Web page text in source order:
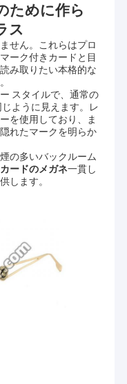
ために作ら
ス
せん。これらはプロ
ーク付きカードと目
み取りたい本格的な
スタイルで、通常の
ように見えます。レ
を使用しており、ま
れたマークを明らか
の多いバックルーム
ードのメガネ一貫し
します。